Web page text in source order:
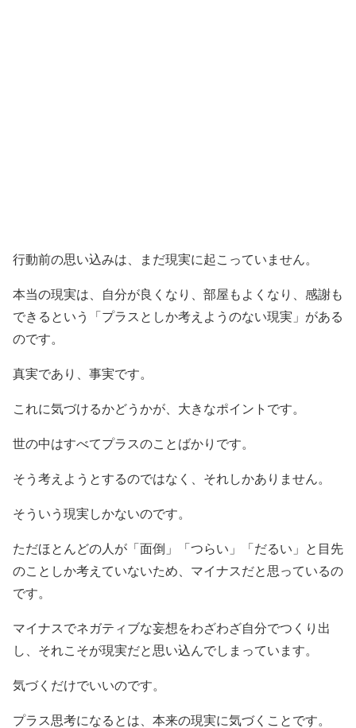
行動前の思い込みは、まだ現実に起こっていません。
本当の現実は、自分が良くなり、部屋もよくなり、感謝も
できるという「プラスとしか考えようのない現実」がある
のです。
真実であり、事実です。
これに気づけるかどうかが、大きなポイントです。
世の中はすべてプラスのことばかりです。
そう考えようとするのではなく、それしかありません。
そういう現実しかないのです。
ただほとんどの人が「面倒」「つらい」「だるい」と目先
のことしか考えていないため、マイナスだと思っているの
です。
マイナスでネガティブな妄想をわざわざ自分でつくり出
し、それこそが現実だと思い込んでしまっています。
気づくだけでいいのです。
プラス思考になるとは、本来の現実に気づくことです。